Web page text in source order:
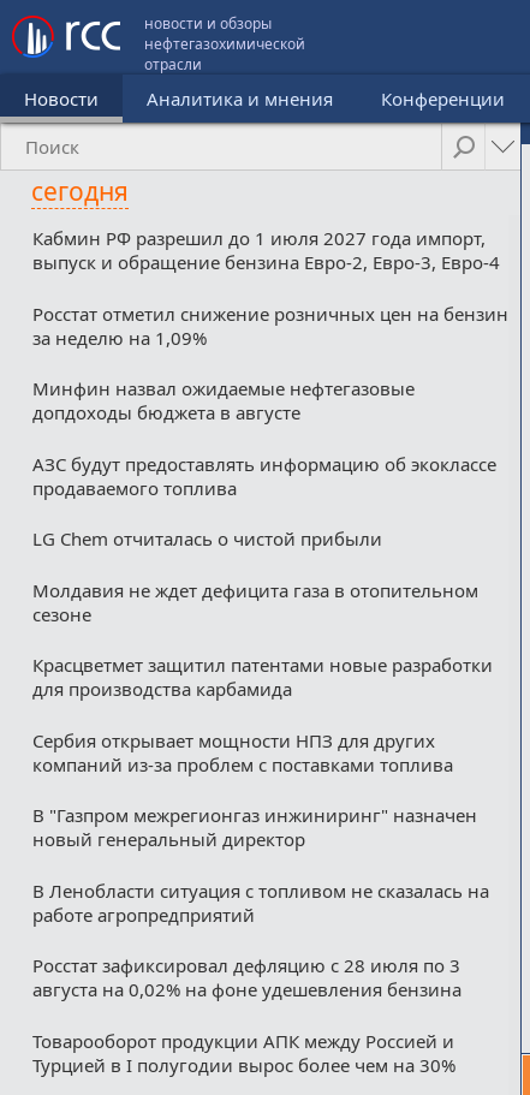
новости и обзоры
нефтегазохимической
отрасли
Новости Аналитика и мнения Конференции
сегодня
Кабмин РФ разрешил до 1 июля 2027 года импорт,
выпуск и обращение бензина Евро-2, Евро-3, Евро-4
Росстат отметил снижение розничных цен на бензин
за неделю на 1,09%
Минфин назвал ожидаемые нефтегазовые
допдоходы бюджета в августе
АЗС будут предоставлять информацию об экоклассе
продаваемого топлива
LG Chem отчиталась о чистой прибыли
Молдавия не ждет дефицита газа в отопительном
сезоне
Красцветмет защитил патентами новые разработки
для производства карбамида
Сербия открывает мощности НПЗ для других
компаний из‑за проблем с поставками топлива
В "Газпром межрегионгаз инжиниринг" назначен
новый генеральный директор
В Ленобласти ситуация с топливом не сказалась на
работе агропредприятий
Росстат зафиксировал дефляцию с 28 июля по 3
августа на 0,02% на фоне удешевления бензина
Товарооборот продукции АПК между Россией и
Турцией в I полугодии вырос более чем на 30%